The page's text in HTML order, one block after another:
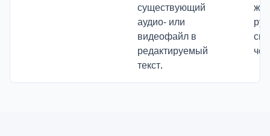
существующий
аудио‑ или
видеофайл в
редактируемый
текст.